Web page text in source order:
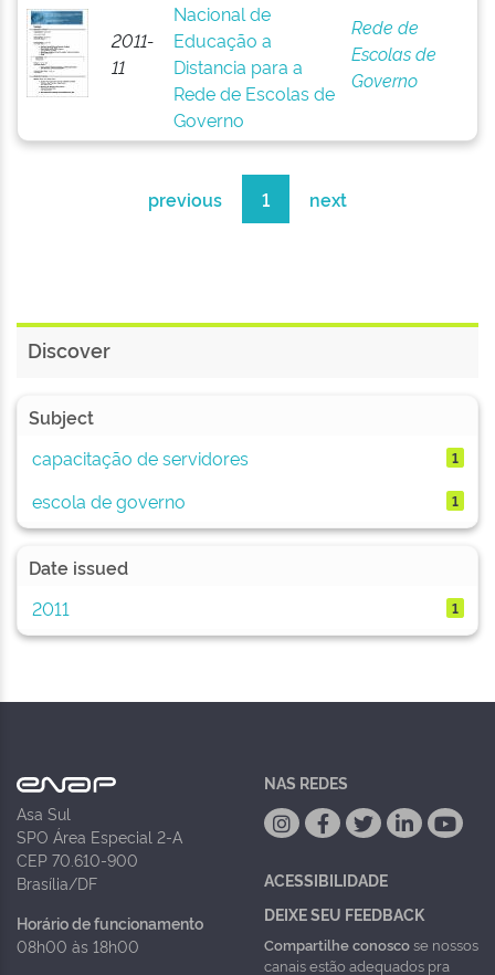
2011-
11
Nacional de
Educação a
Distancia para a
Rede de Escolas de
Governo
Rede de
Escolas de
Governo
previous 1 next
Discover
Subject
capacitação de servidores
1
escola de governo 1
Date issued
2011
1
Asa Sul
SPO Área Especial 2-A
CEP 70.610-900
Brasília/DF
Horário de funcionamento
08h00 às 18h00
NAS REDES
ACESSIBILIDADE
DEIXE SEU FEEDBACK
Compartilhe conoscose nossos
canais estão adequados pra